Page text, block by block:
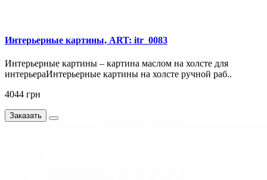
Интерьерные картины, ART: itr_0083
Интерьерные картины – картина маслом на холсте для
интерьераИнтерьерные картины на холсте ручной раб..
4044 грн
Заказать